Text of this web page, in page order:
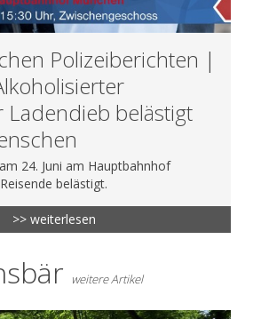
Polizeiberichten |
Ladendieb belästigt
24. Juni am Hauptbahnhof
belästigt.
>> weiterlesen
weitere Artikel